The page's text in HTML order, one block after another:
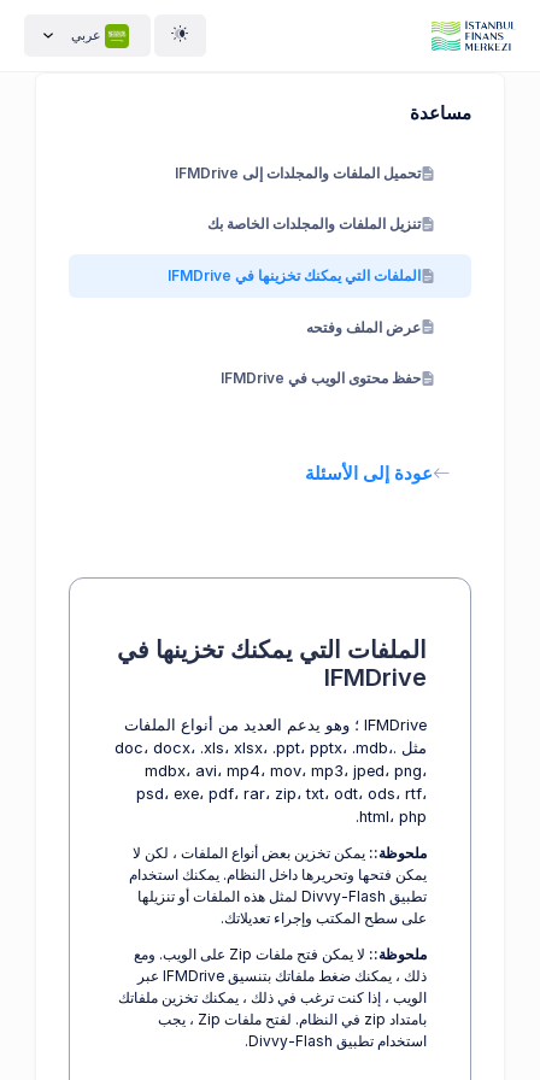
مساعدة
تحميل الملفات والمجلدات إلى IFMDrive
تنزيل الملفات والمجلدات الخاصة بك
الملفات التي يمكنك تخزينها في IFMDrive
عرض الملف وفتحه
حفظ محتوى الويب في IFMDrive
عودة إلى الأسئلة
الملفات التي يمكنك تخزينها في
IFMDrive
IFMDrive ؛ وهو يدعم العديد من أنواع الملفات
مثل .doc، docx، .xls، xlsx، .ppt، pptx، .mdb،
mdbx، avi، mp4، mov، mp3، jped، png،
psd، exe، pdf، rar، zip، txt، odt، ods، rtf،
html، php.
ملحوظة:: يمكن تخزين بعض أنواع الملفات ، لكن لا
يمكن فتحها وتحريرها داخل النظام. يمكنك استخدام
تطبيق Divvy-Flash لمثل هذه الملفات أو تنزيلها
على سطح المكتب وإجراء تعديلاتك.
ملحوظة::
لا يمكن فتح ملفات Zip على الويب. ومع
ذلك ، يمكنك ضغط ملفاتك بتنسيق IFMDrive عبر
الويب ، إذا كنت ترغب في ذلك ، يمكنك تخزين ملفاتك
بامتداد zip في النظام. لفتح ملفات Zip ، يجب
استخدام تطبيق Divvy-Flash.